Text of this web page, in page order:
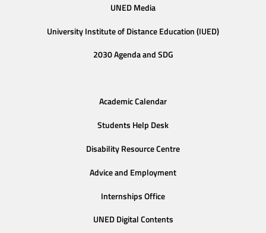
UNED Media
University Institute of Distance Education (IUED)
2030 Agenda and SDG
Academic Calendar
Students Help Desk
Disability Resource Centre
Advice and Employment
Internships Office
UNED Digital Contents